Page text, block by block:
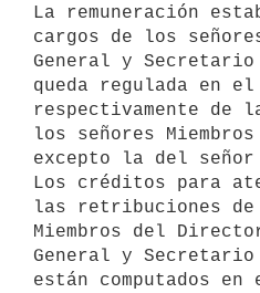
La remuneración
cargos de los
General y
queda regulada en el
respectivamente de
los señores
excepto la del señor
Los créditos para
las retribuciones de
Miembros del
General y
están computados en